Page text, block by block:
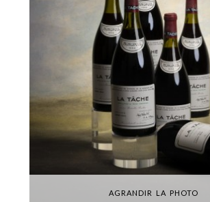
AGRANDIR LA PHOTO